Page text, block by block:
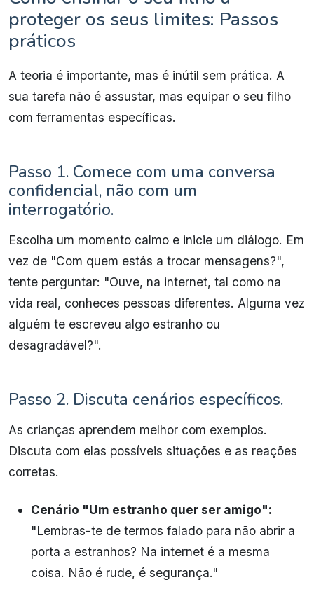
proteger os seus limites: Passos
práticos
A teoria é importante, mas é inútil sem prática. A
sua tarefa não é assustar, mas equipar o seu filho
com ferramentas específicas.
Passo 1. Comece com uma conversa
confidencial, não com um
interrogatório.
Escolha um momento calmo e inicie um diálogo. Em
vez de "Com quem estás a trocar mensagens?",
tente perguntar: "Ouve, na internet, tal como na
vida real, conheces pessoas diferentes. Alguma vez
alguém te escreveu algo estranho ou
desagradável?".
Passo 2. Discuta cenários específicos.
As crianças aprendem melhor com exemplos.
Discuta com elas possíveis situações e as reações
corretas.
Cenário "Um estranho quer ser amigo":
"Lembras-te de termos falado para não abrir a
porta a estranhos? Na internet é a mesma
coisa. Não é rude, é segurança."